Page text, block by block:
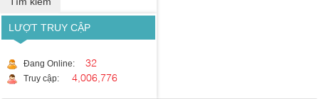
LƯỢT TRUY CẬP
Đang Online: 32
Truy cập: 4,006,776